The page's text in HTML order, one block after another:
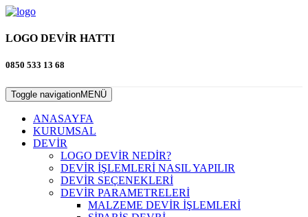
LOGO DEVİR HATTI
0850 533 13 68
Toggle navigationMENÜ
ANASAYFA
KURUMSAL
DEVİR
LOGO DEVİR NEDİR?
DEVİR İŞLEMLERİ NASIL YAPILIR
DEVİR SEÇENEKLERİ
DEVİR PARAMETRELERİ
MALZEME DEVİR İŞLEMLERİ